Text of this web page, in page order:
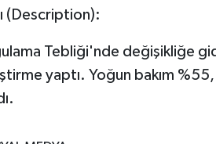
(Description):
Tebliği'nde değişikliğe
yaptı. Yoğun bakım